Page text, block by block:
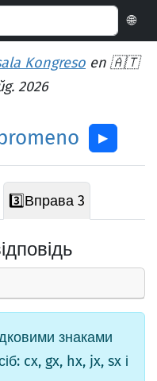
🌐
Kongreso en 🇦🇹
2026
▶︎
3️⃣Вправа 3
знаками
cx, gx, hx, jx, sx і